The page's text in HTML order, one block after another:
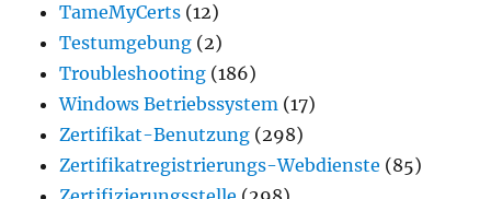
TameMyCerts (12)
Testumgebung (2)
Troubleshooting (186)
Windows Betriebssystem (17)
Zertifikat-Benutzung (298)
Zertifikatregistrierungs-Webdienste (85)